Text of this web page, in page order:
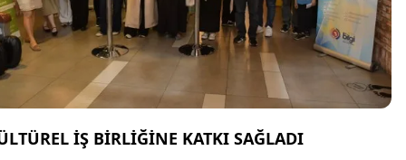
İŞ BİRLİĞİNE KATKI SAĞLADI